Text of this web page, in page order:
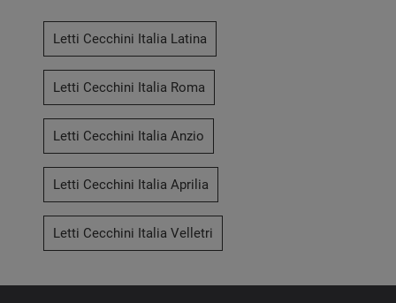
Letti Cecchini Italia Latina
Letti Cecchini Italia Roma
Letti Cecchini Italia Anzio
Letti Cecchini Italia Aprilia
Letti Cecchini Italia Velletri